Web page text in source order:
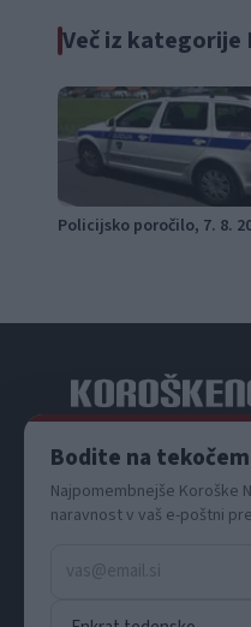
Več iz
Policijsko poročilo, 7. 8.
Spletni medij koroških
Bodite na tekočem
Najpomembnejše Koroške
naravnost v vaš e-poštni